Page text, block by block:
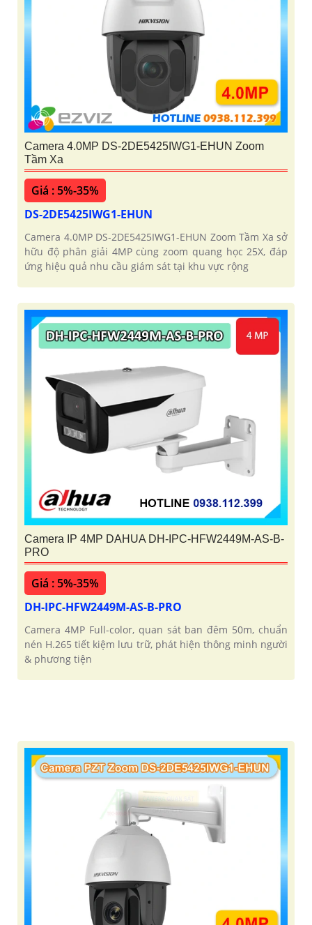
Camera 4.0MP DS-2DE5425IWG1-EHUN Zoom
Tầm Xa
Giá : 5%-35%
DS-2DE5425IWG1-EHUN
Camera 4.0MP DS-2DE5425IWG1-EHUN Zoom Tầm Xa sở
hữu độ phân giải 4MP cùng zoom quang học 25X, đáp
ứng hiệu quả nhu cầu giám sát tại khu vực rộng
Camera IP 4MP DAHUA DH-IPC-HFW2449M-AS-B-
PRO
Giá : 5%-35%
DH-IPC-HFW2449M-AS-B-PRO
Camera 4MP Full-color, quan sát ban đêm 50m, chuẩn
nén H.265 tiết kiệm lưu trữ, phát hiện thông minh người
& phương tiện